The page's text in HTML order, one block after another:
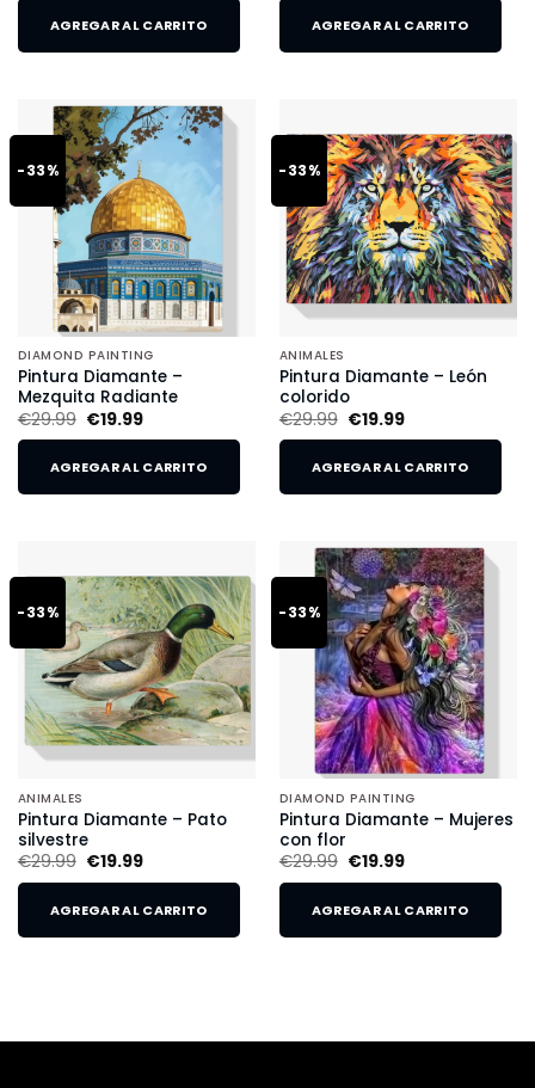
AGREGAR AL CARRITO AGREGAR AL CARRITO
-33%
DIAMOND PAINTING
Pintura Diamante –
Mezquita Radiante
€29.99 €19.99
AGREGAR AL CARRITO
-33%
ANIMALES
Pintura Diamante – León
colorido
€29.99 €19.99
AGREGAR AL CARRITO
-33%
ANIMALES
Pintura Diamante – Pato
silvestre
€29.99 €19.99
AGREGAR AL CARRITO
-33%
DIAMOND PAINTING
Pintura Diamante – Mujeres
con flor
€29.99 €19.99
AGREGAR AL CARRITO